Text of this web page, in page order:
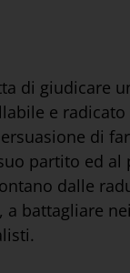
di giudicare
e radicato
di
partito ed al
dalle
a battagliare